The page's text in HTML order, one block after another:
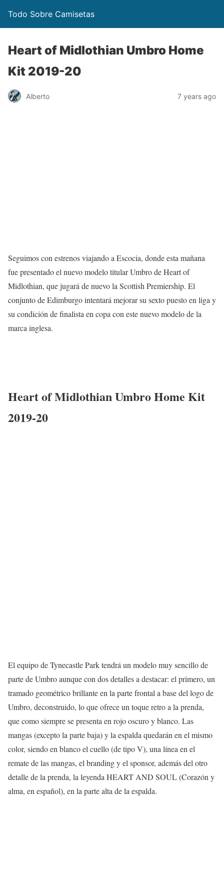
Todo Sobre Camisetas
Heart of Midlothian Umbro Home
Kit 2019-20
Alberto 7 years ago
Seguimos con estrenos viajando a Escocia, donde esta mañana
fue presentado el nuevo modelo titular Umbro de Heart of
Midlothian, que jugará de nuevo la Scottish Premiership. El
conjunto de Edimburgo intentará mejorar su sexto puesto en liga y
su condición de finalista en copa con este nuevo modelo de la
marca inglesa.
Heart of Midlothian Umbro Home Kit
2019-20
El equipo de Tynecastle Park tendrá un modelo muy sencillo de
parte de Umbro aunque con dos detalles a destacar: el primero, un
tramado geométrico brillante en la parte frontal a base del logo de
Umbro, deconstruido, lo que ofrece un toque retro a la prenda,
que como siempre se presenta en rojo oscuro y blanco. Las
mangas (excepto la parte baja) y la espalda quedarán en el mismo
color, siendo en blanco el cuello (de tipo V), una línea en el
remate de las mangas, el branding y el sponsor, además del otro
detalle de la prenda, la leyenda HEART AND SOUL (Corazón y
alma, en español), en la parte alta de la espalda.